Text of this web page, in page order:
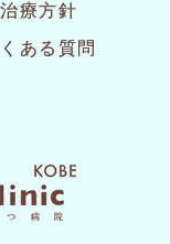
治療方針
ある質問